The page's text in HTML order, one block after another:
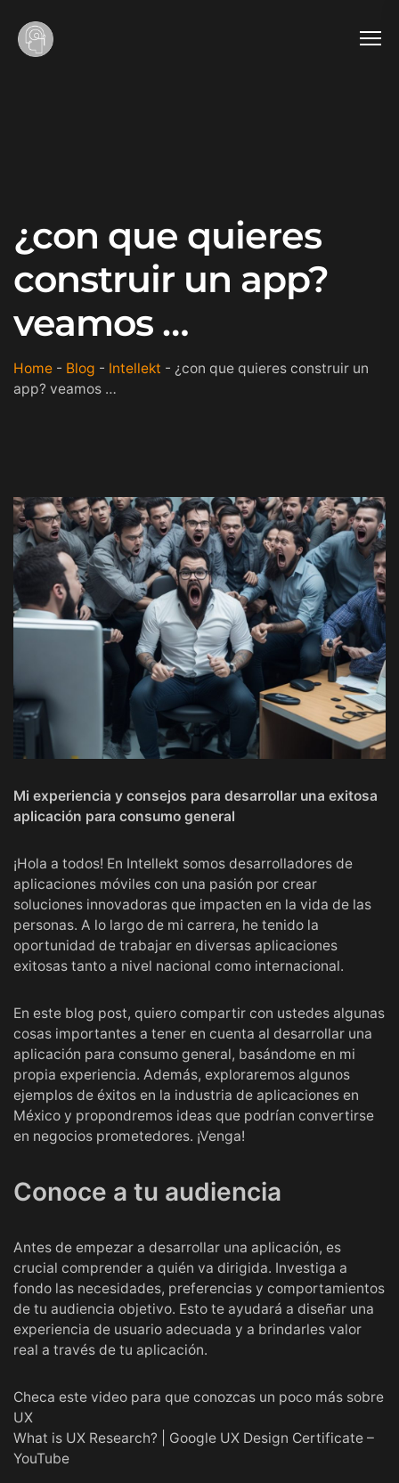
¿con que quieres
construir un app?
veamos …
Home - Blog - Intellekt - ¿con que quieres construir un
app? veamos …
Mi experiencia y consejos para desarrollar una exitosa
aplicación para consumo general
¡Hola a todos! En Intellekt somos desarrolladores de
aplicaciones móviles con una pasión por crear
soluciones innovadoras que impacten en la vida de las
personas. A lo largo de mi carrera, he tenido la
oportunidad de trabajar en diversas aplicaciones
exitosas tanto a nivel nacional como internacional.
En este blog post, quiero compartir con ustedes algunas
cosas importantes a tener en cuenta al desarrollar una
aplicación para consumo general, basándome en mi
propia experiencia. Además, exploraremos algunos
ejemplos de éxitos en la industria de aplicaciones en
México y propondremos ideas que podrían convertirse
en negocios prometedores. ¡Venga!
Conoce a tu audiencia
Antes de empezar a desarrollar una aplicación, es
crucial comprender a quién va dirigida. Investiga a
fondo las necesidades, preferencias y comportamientos
de tu audiencia objetivo. Esto te ayudará a diseñar una
experiencia de usuario adecuada y a brindarles valor
real a través de tu aplicación.
Checa este video para que conozcas un poco más sobre
UX
What is UX Research? | Google UX Design Certificate –
YouTube